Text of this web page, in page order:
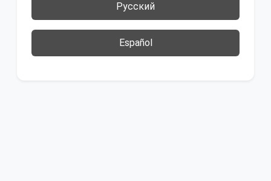
Русский
Español